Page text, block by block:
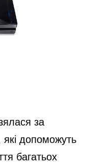
за
які допоможуть
багатьох